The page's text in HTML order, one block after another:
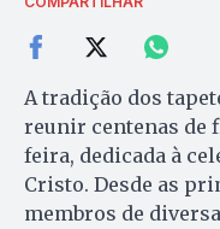
A tradição dos
reunir centenas de
feira, dedicada à
Cristo. Desde as
membros de